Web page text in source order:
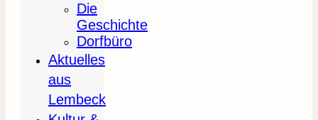
Die
Geschichte
Dorfbüro
Aktuelles
aus
Lembeck